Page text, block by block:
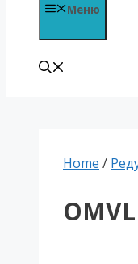
Меню
Home /
OMVL